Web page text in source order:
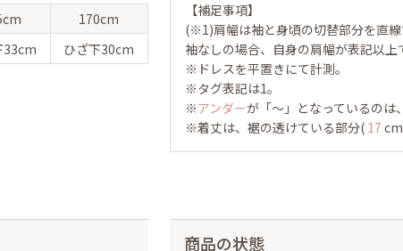
170cm
33cm ひざ下30cm
【補足事項】
(※1)肩幅は袖と身頃の切替部分を直線
袖なしの場合、自身の肩幅が表記以上
※ドレスを平置きにて計測。
※タグ表記は1。
※アンダーが「～」となっているのは
※着丈は、裾の透けている部分( 17
商品の状態